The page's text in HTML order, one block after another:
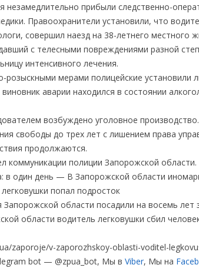
незамедлительно прибыли следственно-
Правоохранители установили, что
совершил наезд на 38-летнего местного
с телесными повреждениями разной
интенсивного лечения.
розыскными мерами полицейские установили
аварии находился в состоянии
возбуждено уголовное
свободы до трех лет с лишением права
продолжаются.
коммуникации полиции Запорожской области.
в один день — В Запорожской области
попал подросток
области посадили на восемь лет
области водитель легковушки сбил
zaporoje/v-zaporozhskoy-oblasti-voditel-
bot — @zpua_bot, Мы в Viber, Мы на